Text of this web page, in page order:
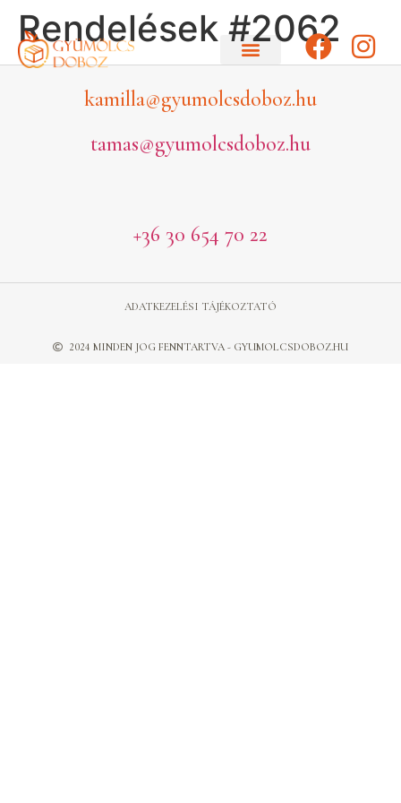
Rendelések #2062
kamilla@gyumolcsdoboz.hu
tamas@gyumolcsdoboz.hu
+36 30 654 70 22
2024 MINDEN JOG FENNTARTVA - GYUMOLCSDOBOZ.HU
ADATKEZELÉSI TÁJÉKOZTATÓ